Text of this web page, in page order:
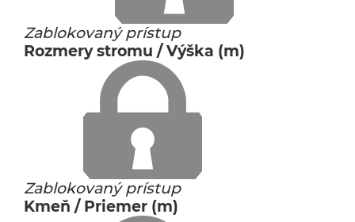
Zablokovaný prístup
Rozmery stromu / Výška (m)
Zablokovaný prístup
Kmeň / Priemer (m)